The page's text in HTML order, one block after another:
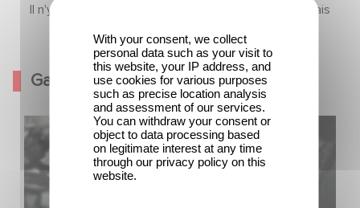
Il n'y a pas encore de contenu dans cette section mais
Galerie
With your consent, we collect
personal data such as your visit to
this website, your IP address, and
use cookies for various purposes
such as precise location analysis
and assessment of our services.
You can withdraw your consent or
object to data processing based
on legitimate interest at any time
through our privacy policy on this
website.